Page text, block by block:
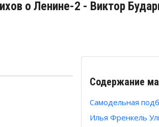
о Ленине-2 - Виктор
Содержание
Самодельная
Илья Френкель